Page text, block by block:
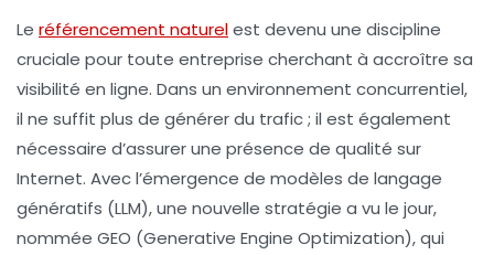
Le référencement naturelest devenu une discipline
cruciale pour toute entreprise cherchant à accroître sa
visibilité en ligne. Dans un environnement concurrentiel,
il ne suffit plus de générer du trafic ; il est également
nécessaire d’assurer une présence de qualité sur
Internet. Avec l’émergence de modèles de langage
génératifs (LLM), une nouvelle stratégie a vu le jour,
nommée GEO (Generative Engine Optimization), qui